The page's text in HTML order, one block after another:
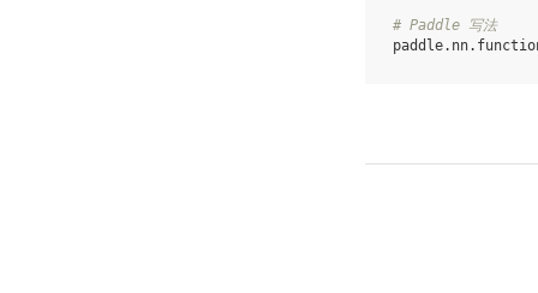
# Paddle 写法
paddle. nn.